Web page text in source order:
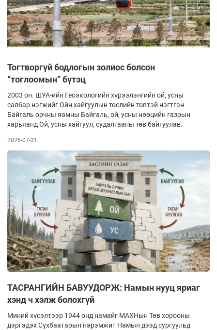
Тогтворгүй бодлогын золиос болсон
“тоглоомын” бүтэц
2003 он. ШУА-ийн Геоэкологийн хүрээлэнгийн ой, усны
салбар нэгжийг Ойн хайгуулын төслийн төвтэй нэгтгэн
Байгаль орчны яамны Байгаль, ой, усны нөөцийн газрын
харьяанд Ой, усны хайгуул, судалгааны төв байгуулав.
2026-07-31
ТАСРАНГИЙН БАВУУДОРЖ: Намын нууц яриаг
хэнд ч хэлж болохгүй
Миний хүсэлтээр 1944 онд намайг МАХНын Төв хорооны
дэргэдэх Сүхбаатарын нэрэмжит Намын дээд сургуульд